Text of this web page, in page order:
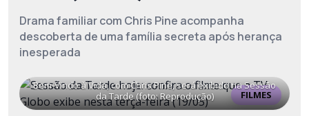
Drama familiar com Chris Pine acompanha
descoberta de uma família secreta após herança
inesperada
FILMES
Bem-Vindo à Vida, com Chris Pine, será exibido na Sessão
da Tarde (foto: Reprodução)